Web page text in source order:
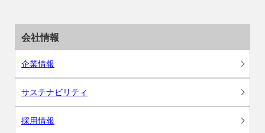
会社情報
企業情報
サステナビリティ
採用情報